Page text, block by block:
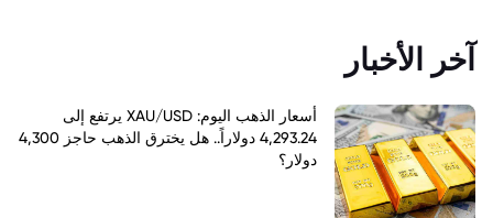
آخر الأخبار
أسعار الذهب اليوم: XAU/USD يرتفع إلى
4,293.24 دولاراً.. هل يخترق الذهب حاجز 4,300
دولار؟